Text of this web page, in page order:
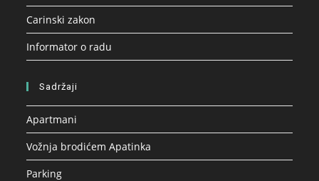
Carinski zakon
Informator o radu
Sadržaji
Apartmani
Vožnja brodićem Apatinka
Parking